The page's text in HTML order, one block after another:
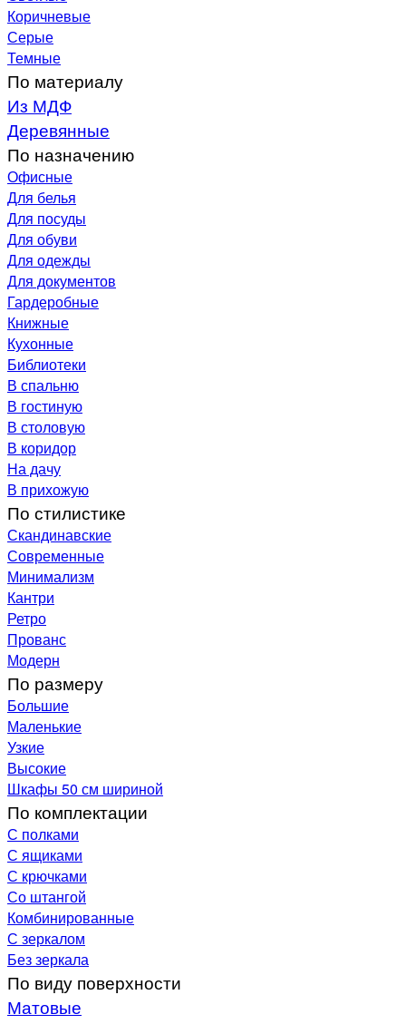
Коричневые
Серые
Темные
По материалу
Из МДФ
Деревянные
По назначению
Офисные
Для белья
Для посуды
Для обуви
Для одежды
Для документов
Гардеробные
Книжные
Кухонные
Библиотеки
В спальню
В гостиную
В столовую
В коридор
На дачу
В прихожую
По стилистике
Скандинавские
Современные
Минимализм
Кантри
Ретро
Прованс
Модерн
По размеру
Большие
Маленькие
Узкие
Высокие
Шкафы 50 см шириной
По комплектации
С полками
С ящиками
С крючками
Со штангой
Комбинированные
С зеркалом
Без зеркала
По виду поверхности
Матовые